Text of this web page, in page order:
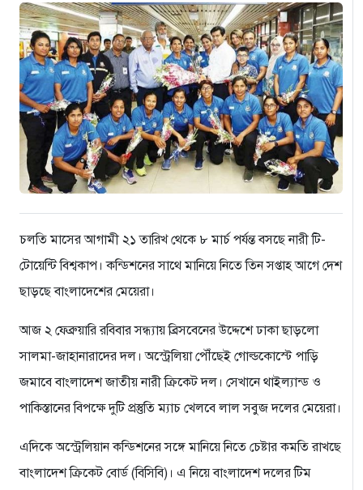
চলতি মাসের আগামী ২১ তারিখ থেকে ৮ মার্চ পর্যন্ত বসছে নারী টি-
টোয়েন্টি বিশ্বকাপ। কন্ডিশনের সাথে মানিয়ে নিতে তিন সপ্তাহ আগে দেশ
ছাড়ছে বাংলাদেশের মেয়েরা।
আজ ২ ফেব্রুয়ারি রবিবার সন্ধ্যায় ব্রিসবেনের উদ্দেশে ঢাকা ছাড়লো
সালমা-জাহানারাদের দল। অস্ট্রেলিয়া পৌঁছেই গোল্ডকোস্টে পাড়ি
জমাবে বাংলাদেশ জাতীয় নারী ক্রিকেট দল। সেখানে থাইল্যান্ড ও
পাকিস্তানের বিপক্ষে দুটি প্রস্তুতি ম্যাচ খেলবে লাল সবুজ দলের মেয়েরা।
এদিকে অস্ট্রেলিয়ান কন্ডিশনের সঙ্গে মানিয়ে নিতে চেষ্টার কমতি রাখছে
বাংলাদেশ ক্রিকেট বোর্ড (বিসিবি)। এ নিয়ে বাংলাদেশ দলের টিম